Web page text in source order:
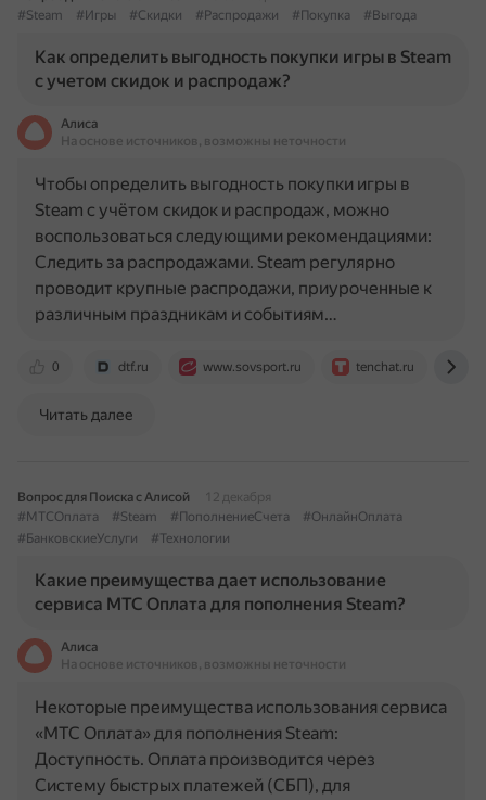
#Steam
#Игры #Скидки #Распродажи #Покупка #Выгода
Как определить выгодность покупки игры в Steam
с учетом скидок и распродаж?
Алиса
На основе источников, возможны неточности
0 dtf.ru www.sovsport.ru tenchat.ru
Чтобы определить выгодность покупки игры в
Steam с учётом скидок и распродаж, можно
воспользоваться следующими рекомендациями:
Следить за распродажами. Steam регулярно
проводит крупные распродажи, приуроченные к
различным праздникам и событиям…
Читать далее
Вопрос для Поиска с Алисой
12 декабря
#МТСОплата
#Steam #ПополнениеСчета
#ОнлайнОплата
#БанковскиеУслуги
#Технологии
Какие преимущества дает использование
сервиса МТС Оплата для пополнения Steam?
Алиса
На основе источников, возможны неточности
Некоторые преимущества использования сервиса
«МТС Оплата» для пополнения Steam:
Доступность. Оплата производится через
Систему быстрых платежей (СБП), для